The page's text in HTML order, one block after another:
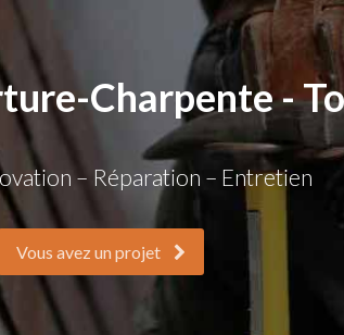
Charpente -
– Réparation – Entretien
Vous avez un projet